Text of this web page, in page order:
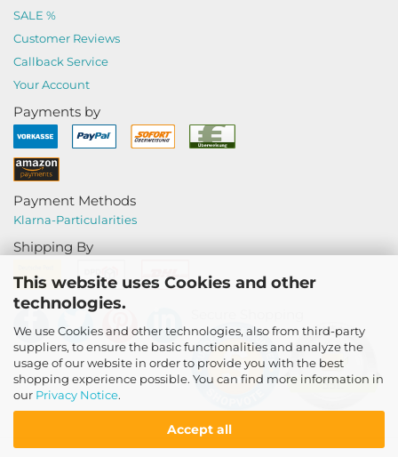
This website uses Cookies and other
technologies.
We use Cookies and other technologies, also from third-party
suppliers, to ensure the basic functionalities and analyze the
usage of our website in order to provide you with the best
shopping experience possible. You can find more information in
our Privacy Notice.
Accept all
SALE %
Customer Reviews
Callback Service
Your Account
Payments by
Payment Methods
Klarna-Particularities
Shipping By